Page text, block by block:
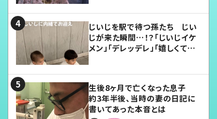
じいじを駅で待つ孫たち じい
じが来た瞬間…！？「じいじイケ
メン」「デレッデレ」「嬉しくて可
生後8ヶ月で亡くなった息子
約3年半後、当時の妻の日記に
書いてあった本音とは